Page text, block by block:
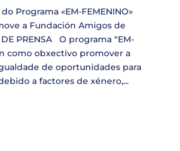
Programa «EM-FEMENINO»
a Fundación Amigos de
PRENSA O programa “EM-
como obxectivo promover a
de oportunidades para
a factores de xénero,...